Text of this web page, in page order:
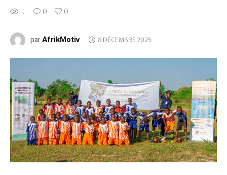
... 0 0
parAfrikMotiv 8 DÉCEMBRE 2025